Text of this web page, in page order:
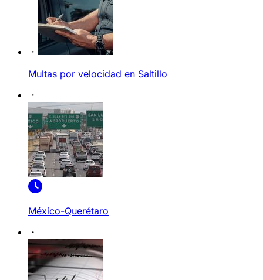
Multas por velocidad en Saltillo
México-Querétaro